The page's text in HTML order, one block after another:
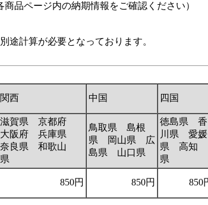
品ページ内の納期情報をご確認ください）
途計算が必要となっております。
関西 中国 四国
滋賀県 京都府
大阪府 兵庫県
奈良県 和歌山
県
鳥取県 島根
県 岡山県 広
島県 山口県
徳島県 香
川県 愛媛
県 高知
県
850円 850円 850